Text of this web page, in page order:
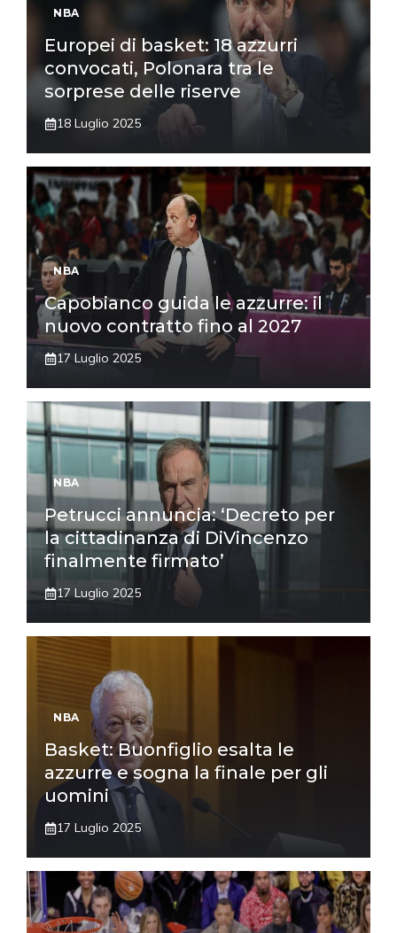
NBA
Europei di basket: 18 azzurri
convocati, Polonara tra le
sorprese delle riserve
18 Luglio 2025
NBA
Capobianco guida le azzurre: il
nuovo contratto fino al 2027
17 Luglio 2025
NBA
Petrucci annuncia: ‘Decreto per
la cittadinanza di DiVincenzo
finalmente firmato’
17 Luglio 2025
NBA
Basket: Buonfiglio esalta le
azzurre e sogna la finale per gli
uomini
17 Luglio 2025